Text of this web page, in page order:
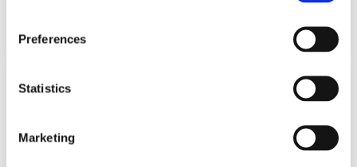
Preferences
Statistics
Marketing
ΠΡΟΣΘΉΚΗ ΣΤΟ ΚΑΛΆΘΙ ΠΡΟΣΘΉΚΗ ΣΤΟ ΚΑΛΆΘΙ